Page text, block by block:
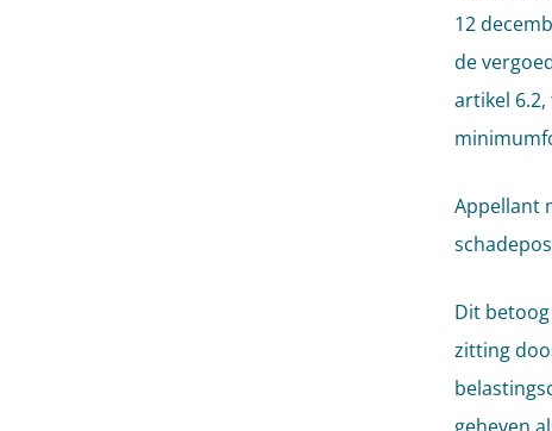
12
de
artikel
Appellant
Dit
zitting